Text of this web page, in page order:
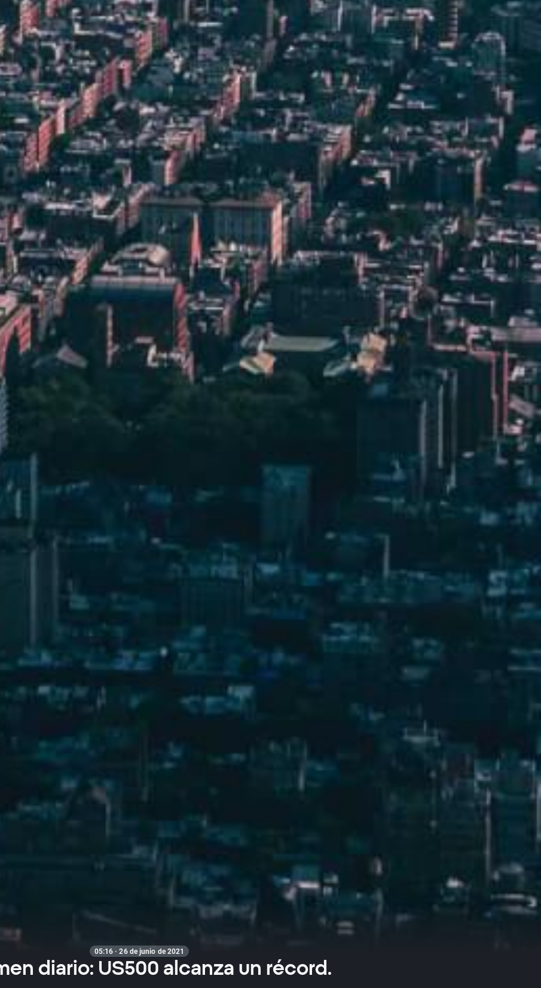
05:16 · 26 de junio de 2021
diario: US500 alcanza un récord.